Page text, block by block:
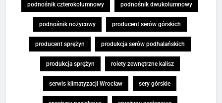
podnośnik czterokolumnowy podnośnik dwukolumnowy
podnośnik nożycowy producent serów górskich
producent sprężyn produkcja serów podhalańskich
produkcja sprężyn rolety zewnętrzne kalisz
serwis klimatyzacji Wrocław sery górskie